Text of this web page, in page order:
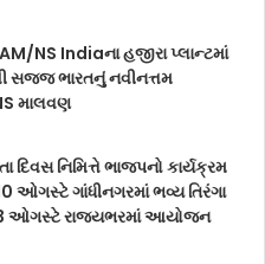
NS Indiaના હજીરા પ્લાન્ટમાં
સજ્જ ભારતનું નવીનત્તમ
માલવણ
દિવસ નિમિત્તે ભાજપનો કાર્યક્રમ
ઓગસ્ટે ગાંધીનગરમાં ભવ્ય તિરંગા
13 ઓગસ્ટે રાજ્યભરમાં આયોજન